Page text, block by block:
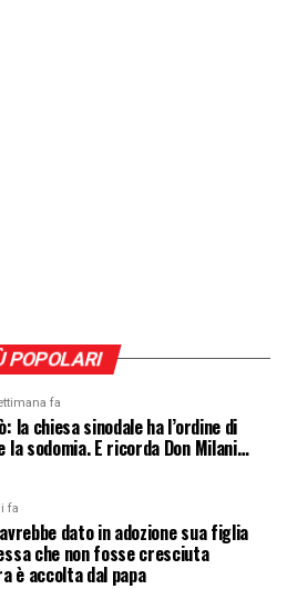
POPOLARI
fa
la chiesa sinodale ha l’ordine di
la sodomia. E ricorda Don Milani…
fa
dato in adozione sua figlia
che non fosse cresciuta
è accolta dal papa